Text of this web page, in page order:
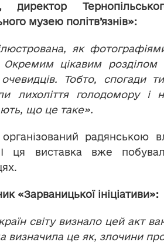
директор
музею політв’язнів»:
як
Окремим цікавим розділом
Тобто, спогади
лихоліття голодомору і
що це таке».
радянською
І ця виставка вже
«Зарваницької ініціативи»:
світу визнало цей акт
визначила це як, злочини